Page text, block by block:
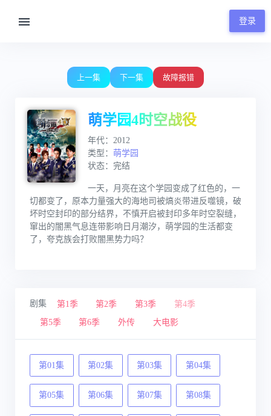
登录
上一集 下一集 故障报错
萌学园4时空战役
年代：2012
类型： 萌学园
状态：完结
一天，月亮在这个学园变成了红色的，一
切都变了，原本力量强大的海地司被熇炎带进反噬镜，破
坏时空封印的部分结界，不慎开启被封印多年时空裂缝，
窜出的闇黑气息连带影响日月潮汐，萌学园的生活都变
了，夸克族会打败闇黑势力吗？
剧集 第1季 第2季 第3季
第4季
第5季
第6季 外传 大电影
第01集 第02集 第03集 第04集
第05集 第06集 第07集 第08集